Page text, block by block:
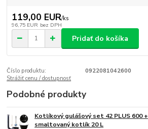
119,00 EUR/ks
96,75 EUR bez DPH
Pridať do košíka
Číslo produktu:
0922081042600
Strážiť cenu / dostupnosť
Podobné produkty
Kotlíkový gulášový set 42 PLUS 600 +
smaltovaný kotlík 20 L